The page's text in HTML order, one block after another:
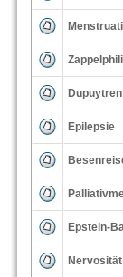
Dupuytren
Epilepsie
Epstein-
Nervosität